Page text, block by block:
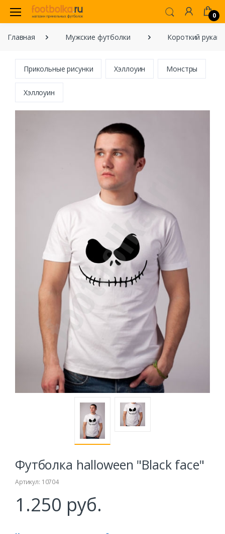
0
Главная Мужские футболки Короткий рукав
Прикольные рисунки Хэллоуин Монстры
Хэллоуин
Футболка halloween "Black face"
Артикул: 10704
1.250 руб.